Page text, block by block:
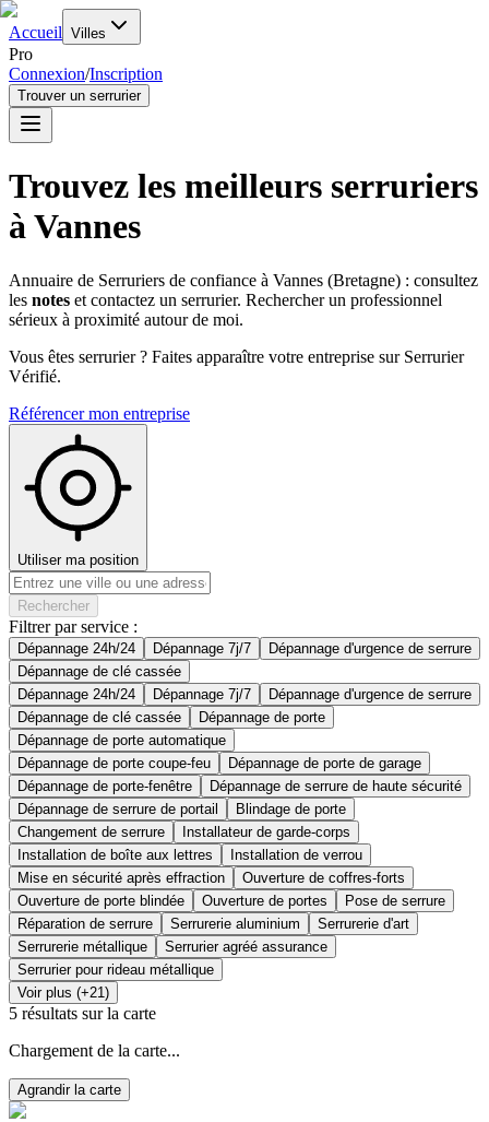
Accueil Villes
Pro
Connexion/Inscription
Trouver un serrurier
Trouvez les meilleurs serruriers
àVannes
Annuaire de Serruriers de confiance à Vannes (Bretagne) : consultez
les notes et contactez un serrurier. Rechercher un professionnel
sérieux à proximité autour de moi.
Vous êtes serrurier ? Faites apparaître votre entreprise sur Serrurier
Vérifié.
Référencer mon entreprise
Utiliser ma position
Rechercher
Filtrer par service :
Dépannage 24h/24 Dépannage 7j/7
Dépannage d'urgence de serrure
Dépannage de clé cassée
Dépannage 24h/24
Dépannage 7j/7
Dépannage d'urgence de serrure
Dépannage de clé cassée
Dépannage de porte
Dépannage de porte automatique
Dépannage de porte coupe-feu
Dépannage de porte de garage
Dépannage de porte-fenêtre
Dépannage de serrure de haute sécurité
Dépannage de serrure de portail
Blindage de porte
Changement de serrure
Installateur de garde-corps
Installation de boîte aux lettres
Installation de verrou
Mise en sécurité après effraction
Ouverture de coffres-forts
Ouverture de porte blindée
Ouverture de portes
Pose de serrure
Réparation de serrure
Serrurerie aluminium
Serrurerie d'art
Serrurerie métallique
Serrurier agréé assurance
Serrurier pour rideau métallique
Voir plus (+21)
5 résultats sur la carte
Chargement de la carte...
Agrandir la carte